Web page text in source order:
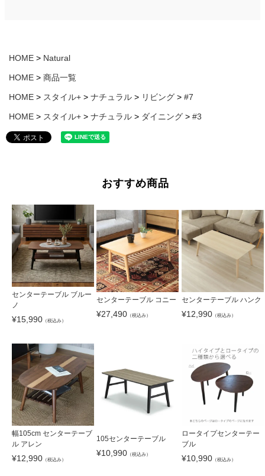
HOME Natural
HOME 商品一覧
HOME スタイル+ ナチュラル リビング #7
HOME スタイル+ ナチュラル ダイニング #3
おすすめ商品
センターテーブル ブルー
ノ
¥15,990 （税込み）
センターテーブル コニー
¥27,490 （税込み）
センターテーブル ハンク
¥12,990（税込み）
幅105cm センターテーブ
ル アレン
¥12,990 （税込み）
105センターテーブル
¥10,990 （税込み）
ロータイプセンターテー
ブル
¥10,990（税込み）